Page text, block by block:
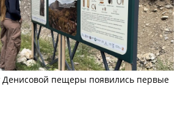
Денисовой пещеры появились первые